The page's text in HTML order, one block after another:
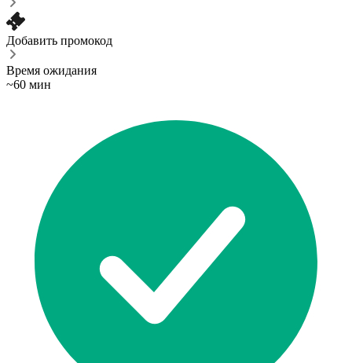
Добавить промокод
Время ожидания
~60 мин